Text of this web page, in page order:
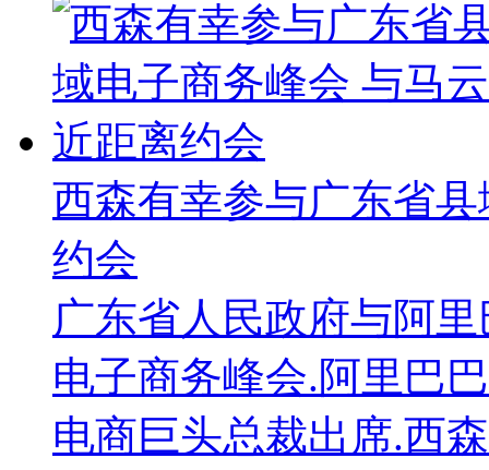
西森有幸参与广东省
约会
广东省人民政府与阿
电子商务峰会.阿里巴
电商巨头总裁出席.西